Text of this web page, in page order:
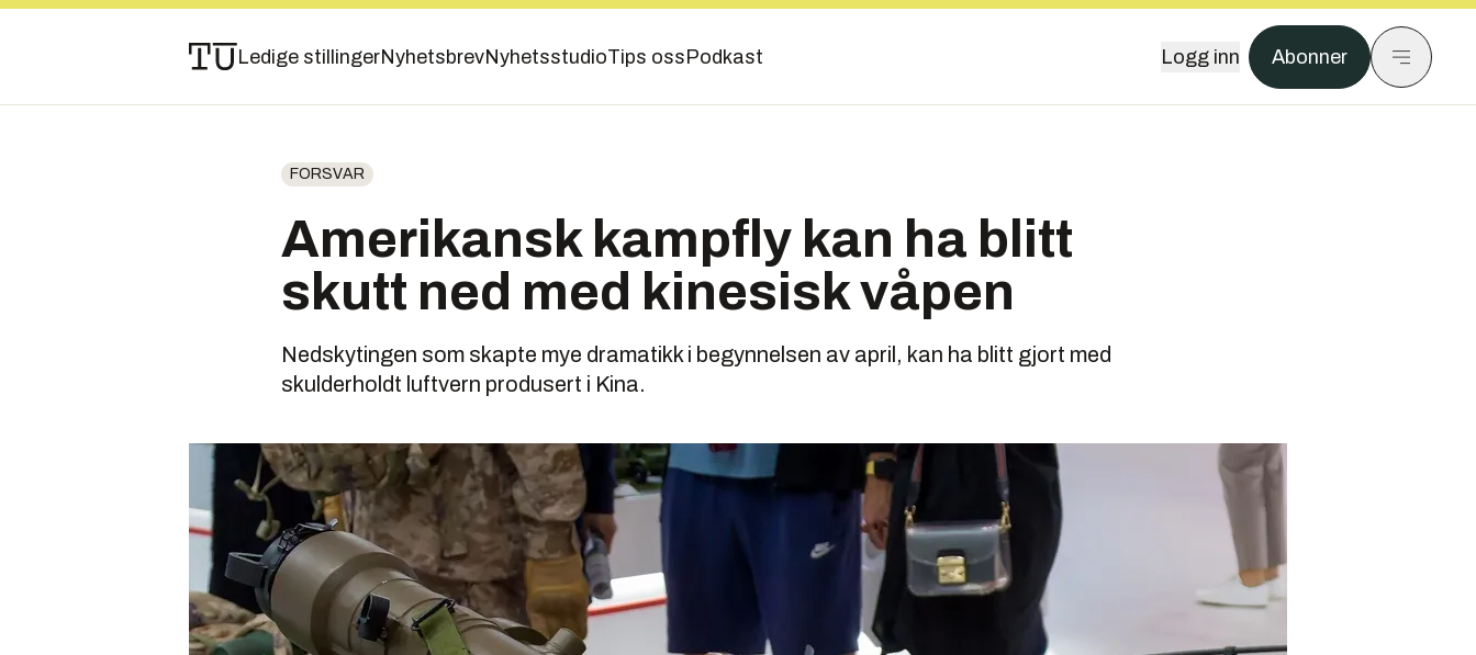
Ledige stillingerNyhetsbrevNyhetsstudioTips oss Podkast Logg inn Abonner
FORSVAR
Amerikansk kampfly kan ha blitt
skutt ned med kinesisk våpen
Nedskytingen som skapte mye dramatikk i begynnelsen av april, kan ha blitt gjort med
skulderholdt luftvern produsert i Kina.